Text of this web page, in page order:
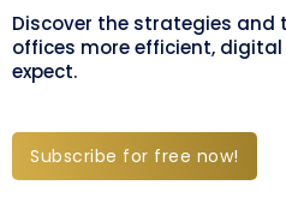
Discover the strategies and
offices more efficient, digital
expect.
Subscribe for free now!